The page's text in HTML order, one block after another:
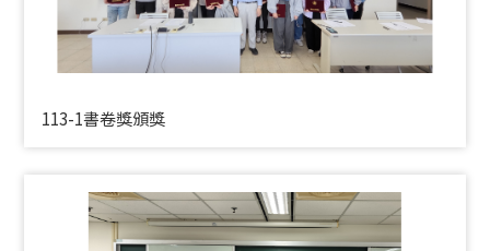
113-1書卷獎頒獎